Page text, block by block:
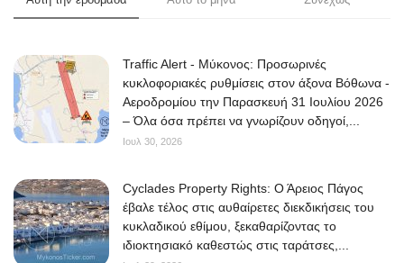
Traffic Alert - Μύκονος: Προσωρινές
κυκλοφοριακές ρυθμίσεις στον άξονα Βόθωνα -
Αεροδρομίου την Παρασκευή 31 Ιουλίου 2026
– Όλα όσα πρέπει να γνωρίζουν οδηγοί,...
Ιουλ 30, 2026
Cyclades Property Rights: Ο Άρειος Πάγος
έβαλε τέλος στις αυθαίρετες διεκδικήσεις του
κυκλαδικού εθίμου, ξεκαθαρίζοντας το
ιδιοκτησιακό καθεστώς στις ταράτσες,...